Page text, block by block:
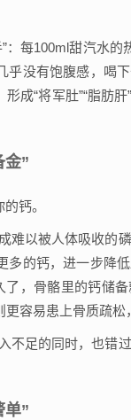
：每100ml甜汽水
乎没有饱腹感，
成“将军肚”“脂肪
金”
钙。
难以被人体吸收的
多的钙，进一步降
，骨骼里的钙储
容易患上骨质疏松
不足的同时，也错
单”